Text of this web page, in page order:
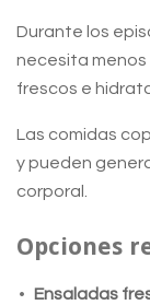
Durante los
necesita menos
frescos e
Las comidas
y pueden
corporal.
Opciones
Ensaladas